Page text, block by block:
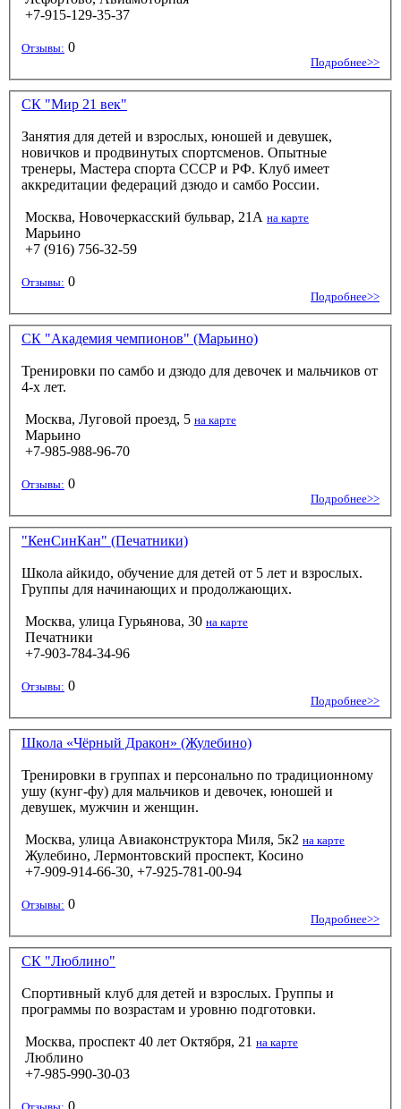
+7-915-129-35-37
Отзывы: 0
Подробнее>>
СК "Мир 21 век"
Занятия для детей и взрослых, юношей и девушек,
новичков и продвинутых спортсменов. Опытные
тренеры, Мастера спорта СССР и РФ. Клуб имеет
аккредитации федераций дзюдо и самбо России.
Москва, Новочеркасский бульвар, 21А на карте
Марьино
+7 (916) 756-32-59
Отзывы: 0
Подробнее>>
СК "Академия чемпионов" (Марьино)
Тренировки по самбо и дзюдо для девочек и мальчиков от
4-х лет.
Москва, Луговой проезд, 5 на карте
Марьино
+7-985-988-96-70
Отзывы: 0
Подробнее>>
"КенСинКан" (Печатники)
Школа айкидо, обучение для детей от 5 лет и взрослых.
Группы для начинающих и продолжающих.
Москва, улица Гурьянова, 30 на карте
Печатники
+7-903-784-34-96
Отзывы: 0
Подробнее>>
Школа «Чёрный Дракон» (Жулебино)
Тренировки в группах и персонально по традиционному
ушу (кунг-фу) для мальчиков и девочек, юношей и
девушек, мужчин и женщин.
Москва, улица Авиаконструктора Миля, 5к2 на карте
Жулебино, Лермонтовский проспект, Косино
+7-909-914-66-30, +7-925-781-00-94
Отзывы: 0
Подробнее>>
СК "Люблино"
Спортивный клуб для детей и взрослых. Группы и
программы по возрастам и уровню подготовки.
Москва, проспект 40 лет Октября, 21 на карте
Люблино
+7-985-990-30-03